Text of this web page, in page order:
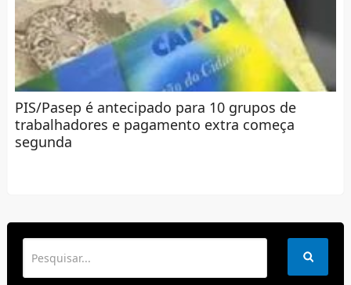
PIS/Pasep é antecipado para 10 grupos de
trabalhadores e pagamento extra começa
segunda